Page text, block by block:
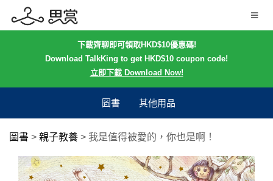
下載齊聊即可領取HKD$10優惠碼!
Download TalkKing to get HKD$10 coupon code!
立即下載 Download Now!
圖書 其他用品
圖書 > 親子教養 > 我是值得被愛的，你也是啊！